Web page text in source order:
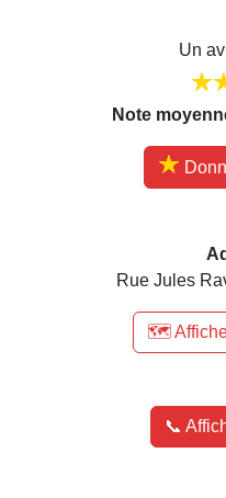
Un
Note
Rue Jules
🗺️
📞